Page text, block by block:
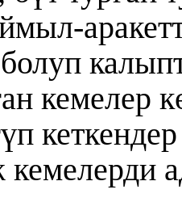
кемелер
кемелерди